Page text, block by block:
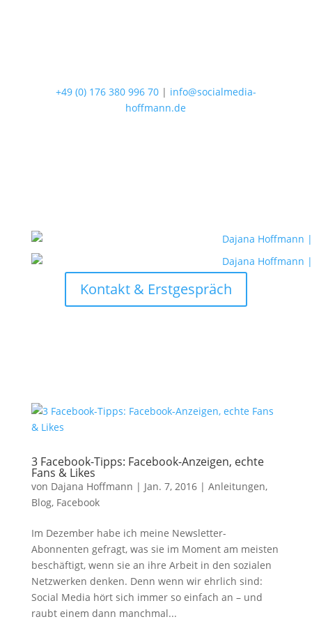
+49 (0) 176 380 996 70| info@socialmedia-
hoffmann.de
Kontakt & Erstgespräch
3 Facebook-Tipps: Facebook-Anzeigen, echte
Fans & Likes
von Dajana Hoffmann | Jan. 7, 2016| Anleitungen,
Blog, Facebook
Im Dezember habe ich meine Newsletter-
Abonnenten gefragt, was sie im Moment am meisten
beschäftigt, wenn sie an ihre Arbeit in den sozialen
Netzwerken denken. Denn wenn wir ehrlich sind:
Social Media hört sich immer so einfach an – und
raubt einem dann manchmal...